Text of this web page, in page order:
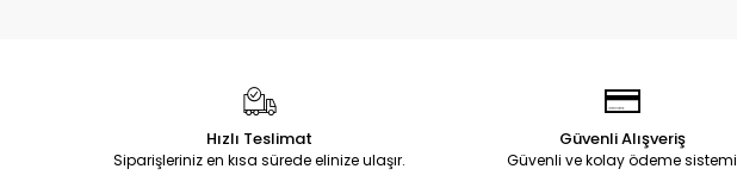
Hızlı Teslimat
Siparişleriniz en kısa sürede elinize ulaşır.
Güvenli Alışveriş
Güvenli ve kolay ödeme sistemi